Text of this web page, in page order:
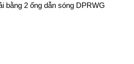
bằng 2 ống dẫn sóng DPRWG